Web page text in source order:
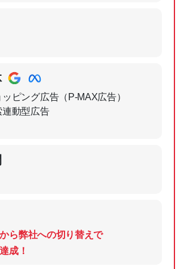
ッピング広告（P-MAX広告）
連動型広告
から弊社への切り替えで
達成！